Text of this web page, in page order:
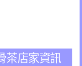
茶店家資訊